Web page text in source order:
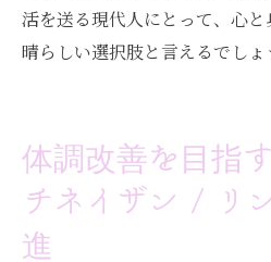
活を送る現代人にとって、心
晴らしい選択肢と言えるでしょ
体調改善を目指
チネイザン / リ
進